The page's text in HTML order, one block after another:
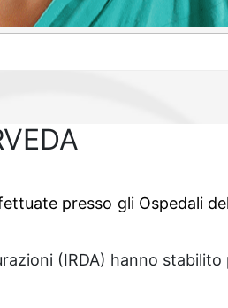
presso gli Ospedali
(IRDA) hanno